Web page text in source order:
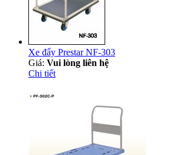
Xe đẩy Prestar NF-303
Giá: Vui lòng liên hệ
Chi tiết